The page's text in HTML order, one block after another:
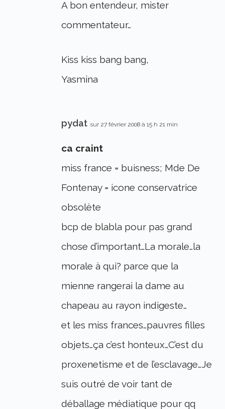
A bon entendeur, mister
commentateur…
Kiss kiss bang bang,
Yasmina
pydat sur 27 février 2008 à 15 h 21 min
ca craint
miss france = buisness; Mde De
Fontenay = icone conservatrice
obsolète
bcp de blabla pour pas grand
chose d’important…La morale…la
morale à qui? parce que la
mienne rangerai la dame au
chapeau au rayon indigeste…
et les miss frances…pauvres filles
objets…ça c’est honteux…C’est du
proxenetisme et de l’esclavage…Je
suis outré de voir tant de
déballage médiatique pour qq